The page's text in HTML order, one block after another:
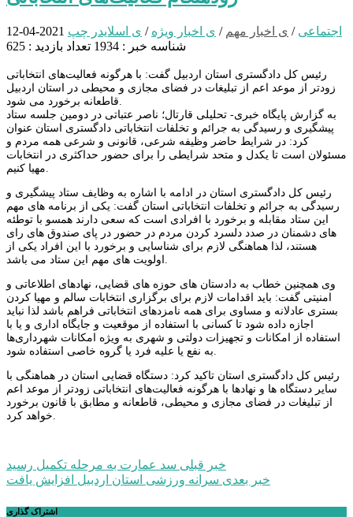
اجتماعی / ی اخبار مهم / ی اخبار ویژه / ی اسلایدر چپ 2021-04-12
شناسه خبر : 1934
تعداد بازدید : 625
رئیس کل دادگستری استان اردبیل گفت: با هرگونه فعالیت‌های انتخاباتی
زودتر از موعد اعم از تبلیغات در فضای مجازی و محیطی در استان اردبیل
به گزارش پایگاه خبری- تحلیلی قارتال؛ ناصر عتباتی در دومین جلسه ستاد
پیشگیری و رسیدگی به جرائم و تخلفات انتخاباتی دادگستری استان عنوان
کرد: در شرایط حاضر وظیفه شرعی، قانونی و شرعی همه مردم و
مسئولان است تا یکدل و متحد شرایطی را برای حضور حداکثری در انتخابات
رئیس کل دادگستری استان در ادامه با اشاره به وظایف ستاد پیشگیری و
رسیدگی به جرائم و تخلفات انتخاباتی استان گفت: یکی از برنامه های مهم
این ستاد مقابله و برخورد با افرادی است که سعی دارند همسو با توطئه
های دشمنان در صدد دلسرد کردن مردم در حضور در پای صندوق های رای
هستند، لذا هماهنگی لازم برای شناسایی و برخورد با این افراد یکی از
وی همچنین خطاب به دادستان های حوزه های قضایی، نهادهای اطلاعاتی و
امنیتی گفت: باید اقدامات لازم برای برگزاری انتخابات سالم و مهیا کردن
بستری عادلانه و مساوی برای همه نامزدهای انتخاباتی فراهم باشد لذا نباید
اجازه داده شود تا کسانی با استفاده از موقعیت و جایگاه اداری و یا با
استفاده از امکانات و تجهیزات دولتی و شهری به ویژه امکانات شهرداری‌ها
رئیس کل دادگستری استان تاکید کرد: دستگاه قضایی استان در هماهنگی با
سایر دستگاه ها و نهادها با هرگونه فعالیت‌های انتخاباتی زودتر از موعد اعم
از تبلیغات در فضای مجازی و محیطی، قاطعانه و مطابق با قانون برخورد
راهبری
نوشته
خبر قبلی سد عمارت به مرحله تکمیل رسید
خبر بعدی سرانه ورزشی استان اردبیل افزایش یافت
اشتراک گذاری